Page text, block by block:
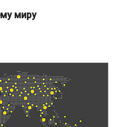
миру